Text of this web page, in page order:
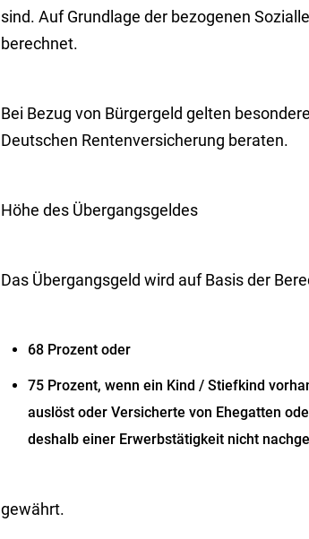
sind. Auf Grundlage der bezogenen
berechnet.
Bei Bezug von Bürgergeld gelten
Deutschen Rentenversicherung beraten.
Höhe des Übergangsgeldes
Das Übergangsgeld wird auf Basis der
68 Prozent oder
75 Prozent, wenn ein Kind / Stiefkind
auslöst oder Versicherte von Ehegatten
deshalb einer Erwerbstätigkeit nicht
gewährt.